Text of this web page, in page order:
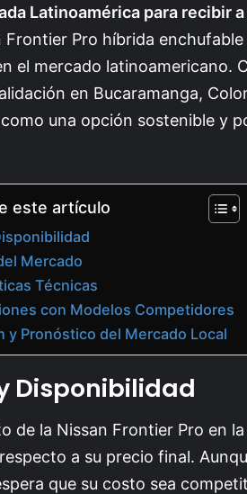
Latinoamérica para recibir
Frontier Pro híbrida
el mercado latinoamericano.
en Bucaramanga,
una opción sostenible y
este artículo
Mercado
Técnicas
con Modelos Competidores
y Pronóstico del Mercado Local
Disponibilidad
de la Nissan Frontier Pro en
a su precio final.
que su costo sea